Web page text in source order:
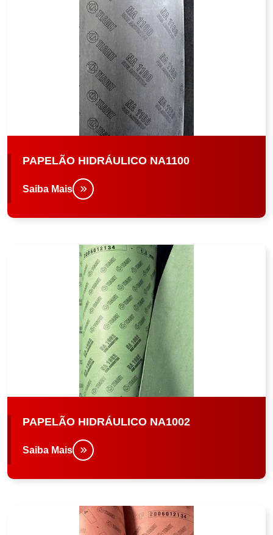
PAPELÃO HIDRÁULICO NA1100
Saiba Mais
PAPELÃO HIDRÁULICO NA1002
Saiba Mais